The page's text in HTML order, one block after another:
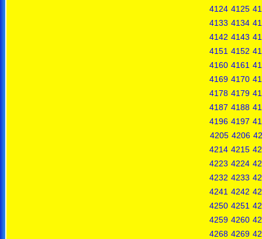
4124 4125
4133 4134
4142 4143
4151 4152
4160 4161
4169 4170
4178 4179
4187 4188
4196 4197
4205 4206
4214 4215
4223 4224
4232 4233
4241 4242
4250 4251
4259 4260
4268 4269